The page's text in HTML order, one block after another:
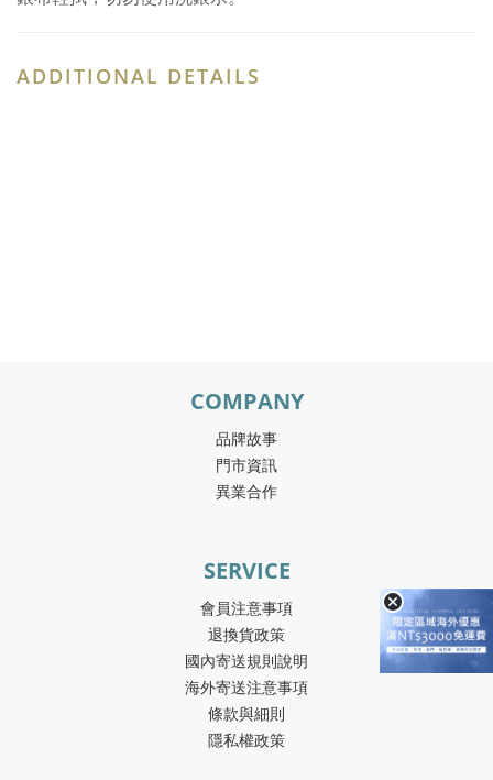
ADDITIONAL DETAILS
COMPANY
品牌故事
門市資訊
異業合作
SERVICE
會員注意事項
退換貨政策
國內寄送規則說明
海外寄送注意事項
條款與細則
隱私權政策